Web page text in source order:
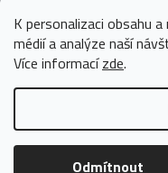
K personalizaci obsahu
médií a analýze naší
Více informacízde.
Odmítnout